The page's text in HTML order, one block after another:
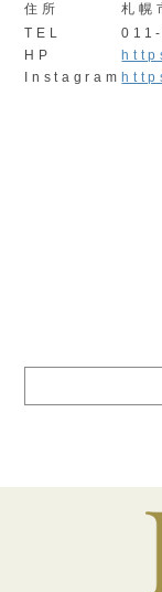
住所
札幌
TEL
HP
Instagram